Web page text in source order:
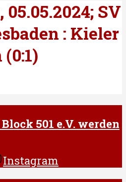
SV
: Kieler
501 e.V. werden
Instagram